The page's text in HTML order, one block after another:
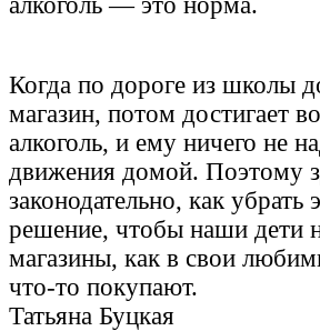
Когда по дороге из школы
магазин, потом достигает
алкоголь, и ему ничего не
движения домой. Поэтому
законодательно, как
решение, чтобы наши дети
магазины, как в свои
что-то покупают.
Татьяна Буцкая